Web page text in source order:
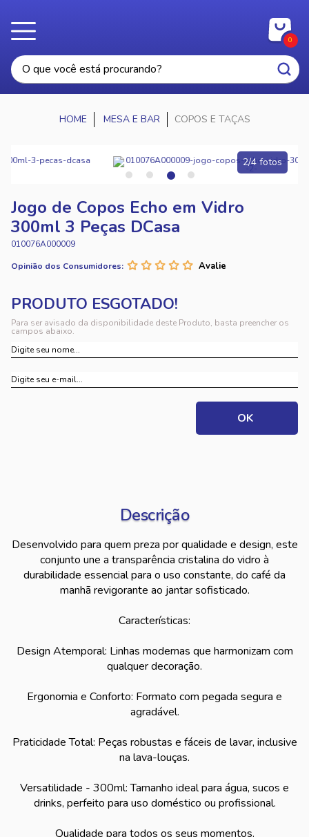
0
MESA E BAR COPOS E TAÇAS
2/4 fotos
Jogo de Copos Echo em Vidro
300ml 3 Peças DCasa
010076A000009
Opinião dos Consumidores:
Para ser avisado da disponibilidade deste Produto, basta preencher os
campos abaixo.
Descrição
Desenvolvido para quem preza por qualidade e design, este
conjunto une a transparência cristalina do vidro à
durabilidade essencial para o uso constante, do café da
manhã revigorante ao jantar sofisticado.
Características:
Design Atemporal: Linhas modernas que harmonizam com
qualquer decoração.
Ergonomia e Conforto: Formato com pegada segura e
agradável.
Praticidade Total: Peças robustas e fáceis de lavar, inclusive
na lava-louças.
Versatilidade - 300ml: Tamanho ideal para água, sucos e
drinks, perfeito para uso doméstico ou profissional.
Qualidade para todos os seus momentos.